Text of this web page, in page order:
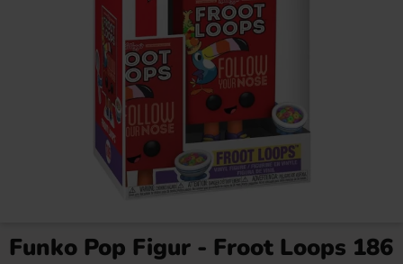
Funko Pop Figur - Froot Loops 186